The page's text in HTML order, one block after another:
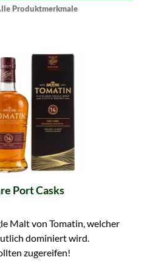
Produktmerkmale
Port Casks
Malt von Tomatin, welcher
dominiert wird.
zugereifen!